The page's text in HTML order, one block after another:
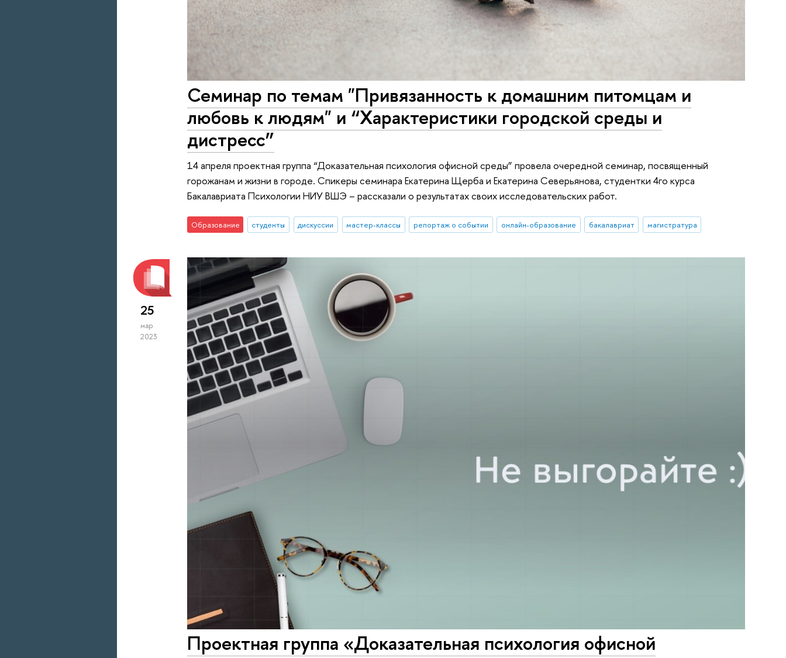
Семинар по темам "Привязанность к домашним питомцам и
любовь к людям" и “Характеристики городской среды и
дистресс”
14 апреля проектная группа “Доказательная психология офисной среды” провела очередной семинар, посвященный
горожанам и жизни в городе. Спикеры семинара Екатерина Щерба и Екатерина Северьянова, студентки 4го курса
Бакалавриата Психологии НИУ ВШЭ – рассказали о результатах своих исследовательских работ.
Образование студенты дискуссии мастер-классы репортаж о событии онлайн-образование бакалавриат магистратура
25
мар
2023
Проектная группа «Доказательная психология офисной